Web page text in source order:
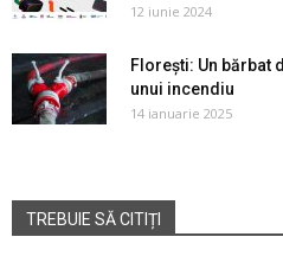
12 iunie 2024
Florești: Un bărbat
unui incendiu
14 ianuarie 2025
TREBUIE SĂ CITIȚI